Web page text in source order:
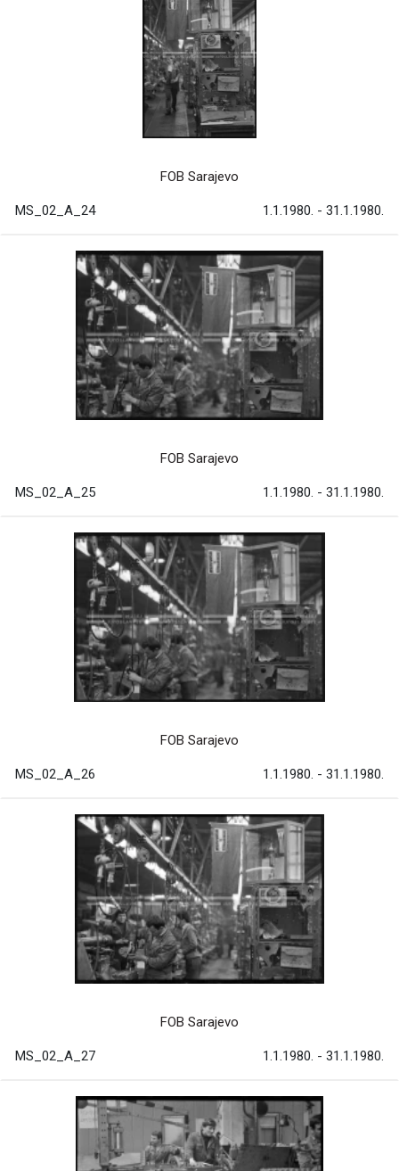
FOB Sarajevo
MS_02_A_24 1.1.1980. - 31.1.1980.
FOB Sarajevo
MS_02_A_25 1.1.1980. - 31.1.1980.
FOB Sarajevo
MS_02_A_26 1.1.1980. - 31.1.1980.
FOB Sarajevo
MS_02_A_27 1.1.1980. - 31.1.1980.